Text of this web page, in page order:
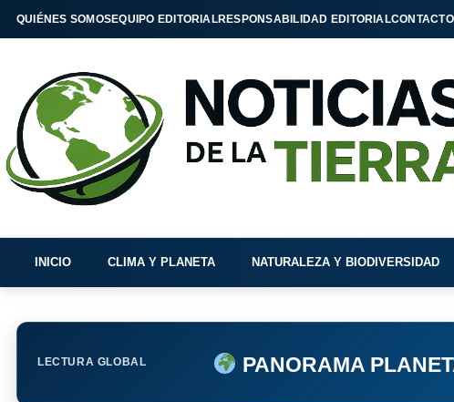
QUIÉNES SOMOSEQUIPO EDITORIALRESPONSABILIDAD EDITORIALCONTACTO
INICIO CLIMA Y PLANETA NATURALEZA Y BIODIVERSIDAD
LECTURA GLOBAL PANORAMA